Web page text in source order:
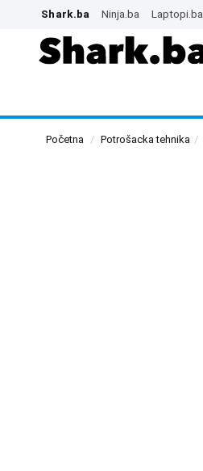
Shark.ba Ninja.ba Laptopi.ba
Početna Potrošacka tehnika